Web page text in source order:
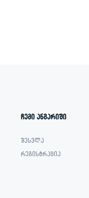
ჩემი ანგარიში
შესვლა
რეგისტრაცია